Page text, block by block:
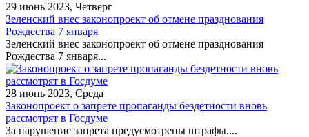
29 июнь 2023, Четверг
Зеленский внес законопроект об отмене празднования
Рождества 7 января
Зеленский внес законопроект об отмене празднования
Рождества 7 января...
28 июнь 2023, Среда
Законопроект о запрете пропаганды бездетности вновь
рассмотрят в Госдуме
За нарушение запрета предусмотрены штрафы....